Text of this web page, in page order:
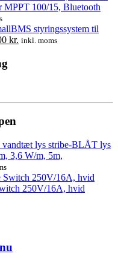
kr..
MPPT 100/15, Bluetooth
styringssystem til
kr..
kr. Den
inkl. moms
3,6 W/m, 5m,
250V/16A, hvid